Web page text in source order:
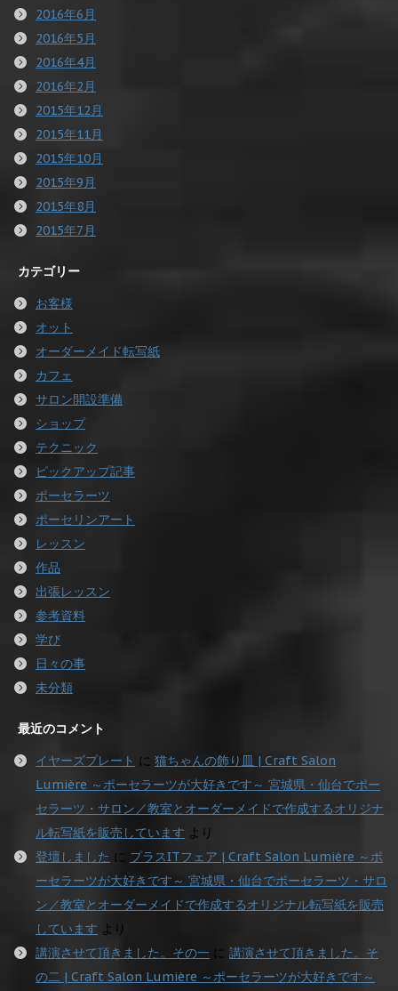
2016年6月
2016年5月
2016年4月
2016年2月
2015年12月
2015年11月
2015年10月
2015年9月
2015年8月
2015年7月
カテゴリー
お客様
オット
オーダーメイド転写紙
カフェ
サロン開設準備
ショップ
テクニック
ピックアップ記事
ポーセラーツ
ポーセリンアート
レッスン
作品
出張レッスン
参考資料
学び
日々の事
未分類
最近のコメント
イヤーズプレート に 猫ちゃんの飾り皿 | Craft Salon
Lumière ～ポーセラーツが大好きです～ 宮城県・仙台でポー
セラーツ・サロン／教室とオーダーメイドで作成するオリジナ
ル転写紙を販売しています より
登壇しました に プラスITフェア | Craft Salon Lumière ～ポ
ーセラーツが大好きです～ 宮城県・仙台でポーセラーツ・サロ
ン／教室とオーダーメイドで作成するオリジナル転写紙を販売
しています より
講演させて頂きました。その一 に 講演させて頂きました。そ
の二 | Craft Salon Lumière ～ポーセラーツが大好きです～